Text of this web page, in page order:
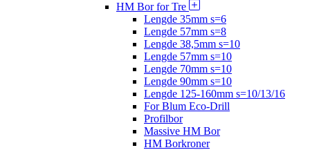
HM Bor for Tre
Lengde 35mm s=6
Lengde 57mm s=8
Lengde 38,5mm s=10
Lengde 57mm s=10
Lengde 70mm s=10
Lengde 90mm s=10
Lengde 125-160mm s=10/13/16
For Blum Eco-Drill
Profilbor
Massive HM Bor
HM Borkroner